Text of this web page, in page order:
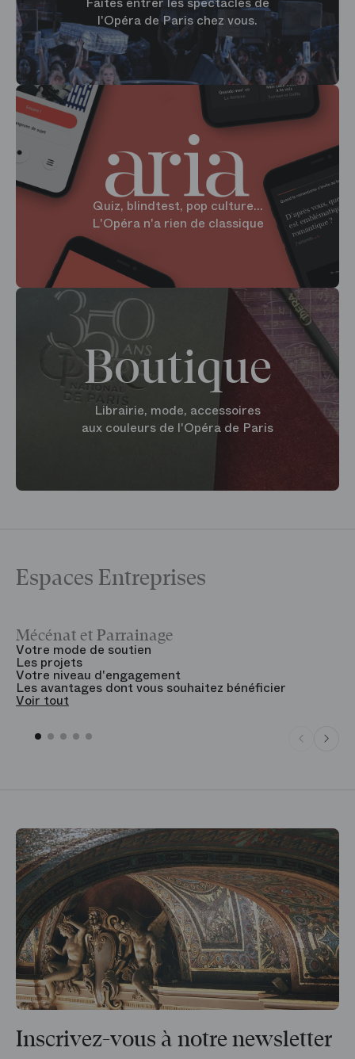
l'Opéra de Paris chez vous.
Quiz, blindtest, pop culture...
L'Opéra n'a rien de classique
Boutique
Librairie, mode, accessoires
aux couleurs de l'Opéra de Paris
Espaces Entreprises
Mécénat et Parrainage
Votre mode de soutien
Les projets
Votre niveau d'engagement
Les avantages dont vous souhaitez bénéficier
Voir tout
Inscrivez-vous à notre newsletter